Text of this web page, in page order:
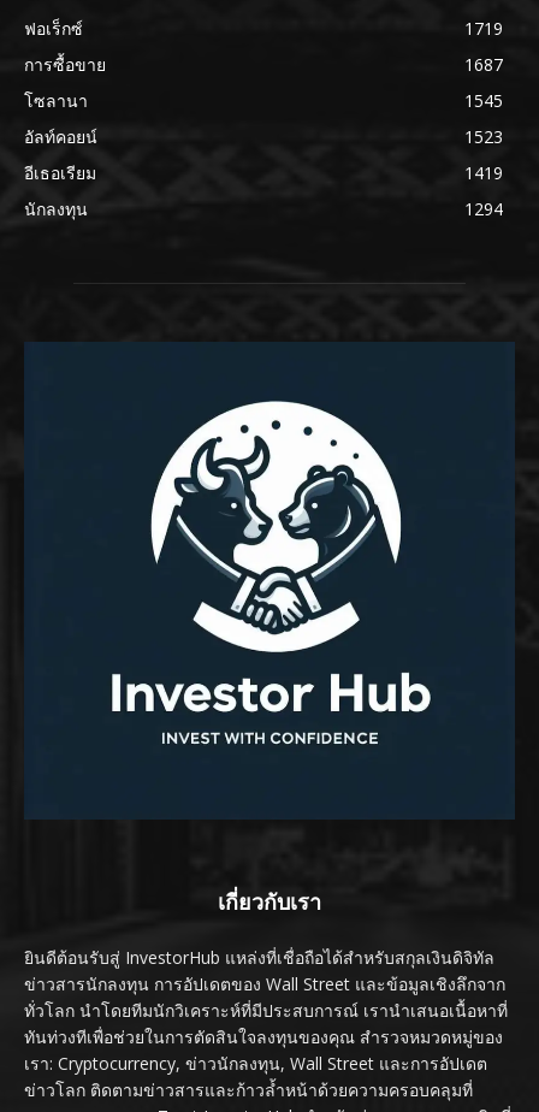
ฟอเร็กซ์
1719
การซื้อขาย
1687
โซลานา
1545
อัลท์คอยน์
1523
อีเธอเรียม
1419
นักลงทุน
1294
เกี่ยวกับเรา
ยินดีต้อนรับสู่ InvestorHub แหล่งที่เชื่อถือได้สำหรับสกุลเงินดิจิทัล
ข่าวสารนักลงทุน การอัปเดตของ Wall Street และข้อมูลเชิงลึกจาก
ทั่วโลก นำโดยทีมนักวิเคราะห์ที่มีประสบการณ์ เรานำเสนอเนื้อหาที่
ทันท่วงทีเพื่อช่วยในการตัดสินใจลงทุนของคุณ สำรวจหมวดหมู่ของ
เรา: Cryptocurrency, ข่าวนักลงทุน, Wall Street และการอัปเดต
ข่าวโลก ติดตามข่าวสารและก้าวล้ำหน้าด้วยความครอบคลุมที่